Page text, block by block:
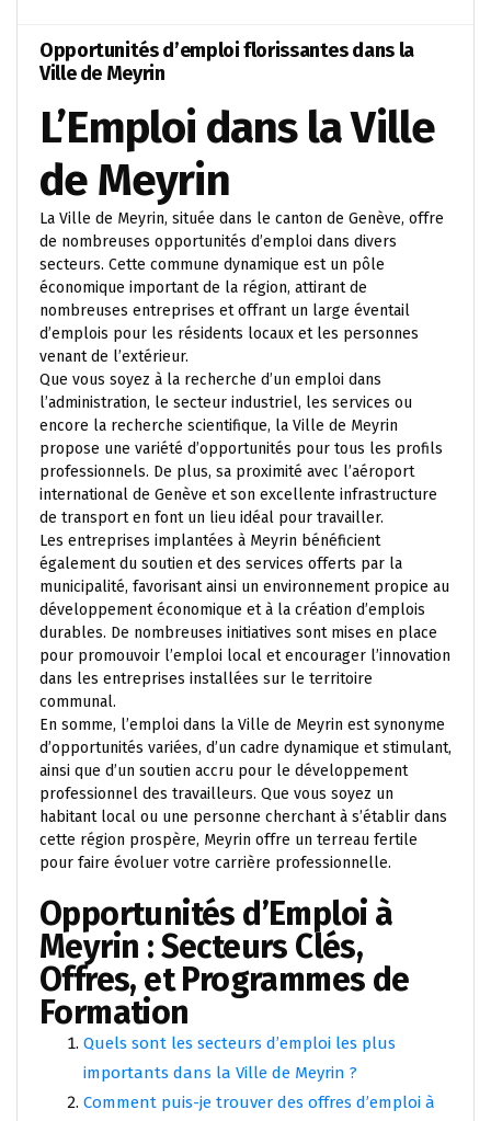
Opportunités d’emploi florissantes dans la
Ville de Meyrin
L’Emploi dans la Ville
de Meyrin
La Ville de Meyrin, située dans le canton de Genève, offre
de nombreuses opportunités d’emploi dans divers
secteurs. Cette commune dynamique est un pôle
économique important de la région, attirant de
nombreuses entreprises et offrant un large éventail
d’emplois pour les résidents locaux et les personnes
venant de l’extérieur.
Que vous soyez à la recherche d’un emploi dans
l’administration, le secteur industriel, les services ou
encore la recherche scientifique, la Ville de Meyrin
propose une variété d’opportunités pour tous les profils
professionnels. De plus, sa proximité avec l’aéroport
international de Genève et son excellente infrastructure
de transport en font un lieu idéal pour travailler.
Les entreprises implantées à Meyrin bénéficient
également du soutien et des services offerts par la
municipalité, favorisant ainsi un environnement propice au
développement économique et à la création d’emplois
durables. De nombreuses initiatives sont mises en place
pour promouvoir l’emploi local et encourager l’innovation
dans les entreprises installées sur le territoire
communal.
En somme, l’emploi dans la Ville de Meyrin est synonyme
d’opportunités variées, d’un cadre dynamique et stimulant,
ainsi que d’un soutien accru pour le développement
professionnel des travailleurs. Que vous soyez un
habitant local ou une personne cherchant à s’établir dans
cette région prospère, Meyrin offre un terreau fertile
pour faire évoluer votre carrière professionnelle.
Opportunités d’Emploi à
Meyrin : Secteurs Clés,
Offres, et Programmes de
Formation
Quels sont les secteurs d’emploi les plus
importants dans la Ville de Meyrin ?
Comment puis-je trouver des offres d’emploi à